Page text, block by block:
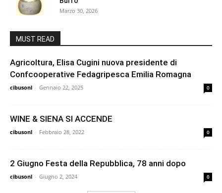
Marzo 30, 2026
MUST READ
Agricoltura, Elisa Cugini nuova presidente di
Confcooperative Fedagripesca Emilia Romagna
cibusonl - Gennaio 22, 2025 0
WINE & SIENA SI ACCENDE
cibusonl - Febbraio 28, 2022 0
2 Giugno Festa della Repubblica, 78 anni dopo
cibusonl - Giugno 2, 2024 0